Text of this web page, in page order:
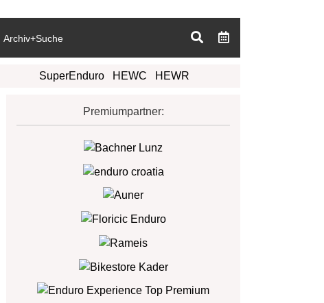
Archiv+Suche
SuperEnduro HEWC HEWR
Premiumpartner: